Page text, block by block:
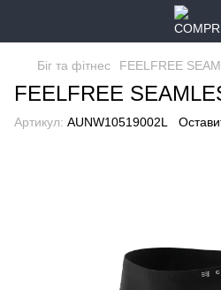
Біг та фітнес FEELFREE
FEELFREE
Артикул: AUNW10519002L